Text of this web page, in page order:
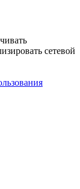
сетевой